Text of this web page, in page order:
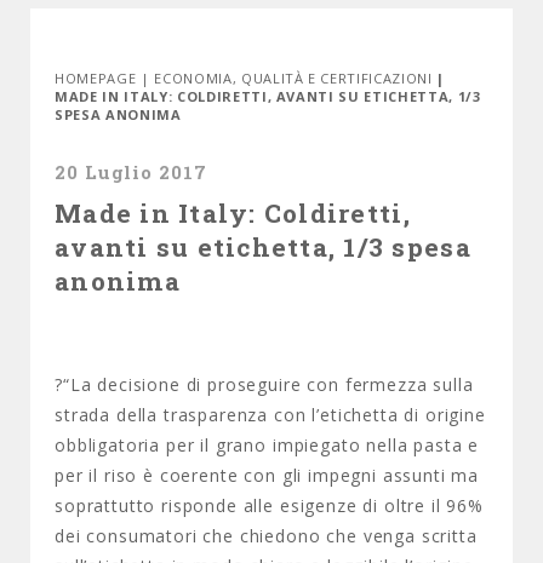
HOMEPAGE | ECONOMIA, QUALITÀ E CERTIFICAZIONI |
MADE IN ITALY: COLDIRETTI, AVANTI SU ETICHETTA, 1/3
SPESA ANONIMA
20 Luglio 2017
Made in Italy: Coldiretti,
avanti su etichetta, 1/3 spesa
anonima
?“La decisione di proseguire con fermezza sulla
strada della trasparenza con l’etichetta di origine
obbligatoria per il grano impiegato nella pasta e
per il riso è coerente con gli impegni assunti ma
soprattutto risponde alle esigenze di oltre il 96%
dei consumatori che chiedono che venga scritta